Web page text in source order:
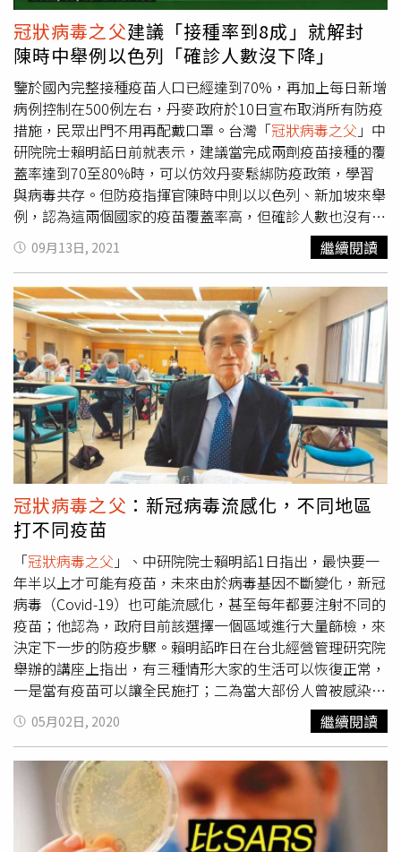
冠狀病毒之父建議「接種率到8成」就解封
陳時中舉例以色列「確診人數沒下降」
鑒於國內完整接種疫苗人口已經達到70%，再加上每日新增
病例控制在500例左右，丹麥政府於10日宣布取消所有防疫
措施，民眾出門不用再配戴口罩。台灣「冠狀病毒之父 」中
研院院士賴明詔日前就表示，建議當完成兩劑疫苗接種的覆
蓋率達到70至80%時，可以仿效丹麥鬆綁防疫政策，學習
與病毒共存。但防疫指揮官陳時中則以以色列、新加坡來舉
例，認為這兩個國家的疫苗覆蓋率高，但確診人數也沒有下
降。賴明詔日前從美國返台後，與妻子在防疫旅館中進行隔
離。他表示在隔離期間，他不斷的思考，認為隔離政策造成
的社會成本太高，建議等到疫情趨緩後，應該要重新檢討防
疫的態度與思維，賴明詔說到「疫情很難清零，國境也不可
能永遠封鎖」。賴明詔認為，當台灣第二劑疫苗的接種率達
到70至80%時，台灣可以參考丹麥的做法，解除所有防疫
政策，學習如何與病毒共存。為此，防疫指揮官表示，的確
兩劑疫苗的接種率能達到70至80%時，可以為社會提供足
夠的保護力。但他拿以色列與新加坡舉例，這兩個國家的疫
苗接種率都十分的高，但是以色列12日的確診人數高達
6500人，新加坡也連續2日確診人數突破500人。至於是否
要學習丹麥的做法，陳時中則是表示，每個國家的經驗都可
以當作台灣的參考榜樣。而根據《Our World in data》資料
顯示，以色列當地完成兩劑疫苗接種的比例達到63.02%，
新加坡則是76.51%。
09月13日, 2021 繼續閱讀
冠狀病毒之父 ：新冠病毒流感化，不同地區
打不同疫苗
「冠狀病毒之父 」、中研院院士賴明詔1日指出，最快要一
年半以上才可能有疫苗，未來由於病毒基因不斷變化，新冠
病毒（Covid-19）也可能流感化，甚至每年都要注射不同的
疫苗；他認為，政府目前該選擇一個區域進行大量篩檢，來
決定下一步的防疫步驟。賴明詔昨日在台北經營管理研究院
舉辦的講座上指出，有三種情形大家的生活可以恢復正常，
一是當有疫苗可以讓全民施打；二為當大部份人曾被感染，
具有免疫力（群體免疫）；最後是當病毒完全消失（如同
SARS）。不過，賴明詔指出，我們可能無法完全消除
Covid-19，因為病毒或其變異種可能會逃避身體的免疫系
統，躲在身體的某種細胞中，變成長期化的疾病；病毒也可
能存在某些動物身上，每年冬天又回來，就像流行性感冒一
樣；另外，蝙蝠身上還有許多種冠狀病毒，類似的病毒可能
層出不窮。
05月02日, 2020 繼續閱讀